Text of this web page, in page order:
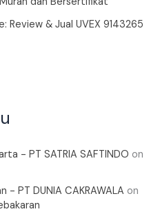
Review & Jual UVEX 9143265
- PT SATRIA SAFTINDO on
- PT DUNIA CAKRAWALA on